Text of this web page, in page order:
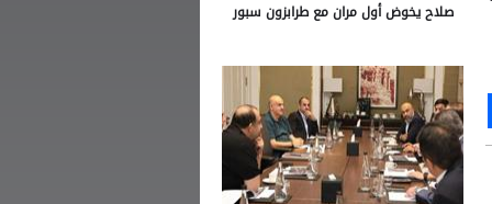
صلاح يخوض أول مران مع طرابزون سبور